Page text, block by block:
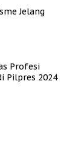
Jelang
Profesi
Pilpres 2024